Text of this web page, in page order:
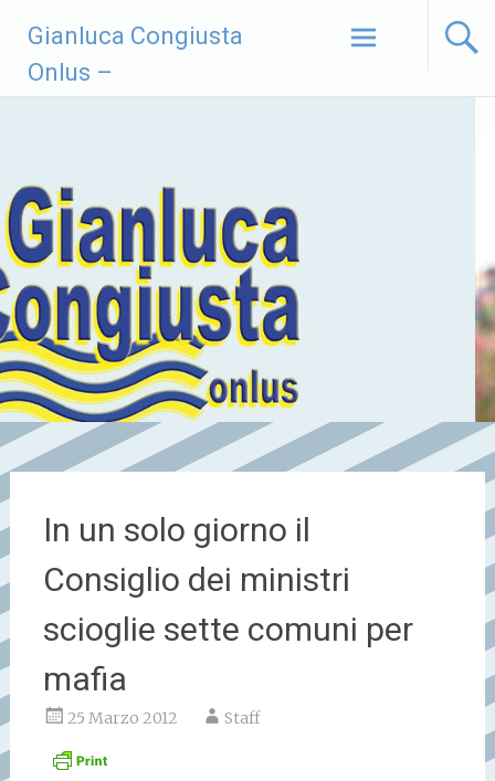
contenuto
Gianluca Congiusta
Onlus –
In un solo giorno il
Consiglio dei ministri
scioglie sette comuni per
mafia
25 Marzo 2012 Staff